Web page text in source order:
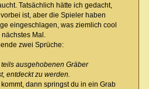
Tatsächlich hätte ich gedacht,
ist, aber die Spieler haben
eingeschlagen, was ziemlich cool
Mal.
zwei Sprüche:
ausgehobenen Gräber
entdeckt zu werden.
dann springst du in ein Grab